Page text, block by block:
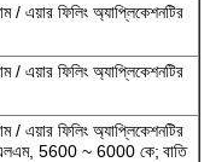
এয়ার ফিলিং অ্যাপ্লিকেশনটির
এয়ার ফিলিং অ্যাপ্লিকেশনটির
এয়ার ফিলিং অ্যাপ্লিকেশনটির
5600 ~ 6000 কে; বাতি